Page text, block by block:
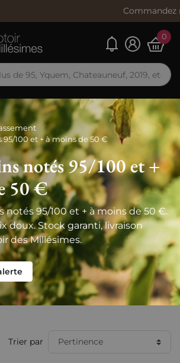
Commandez maintenant,
Mes alertes
0
95/100 et + à moins de 50 €
notés 95/100 et +
50 €
notés 95/100 et + à moins de 50 €.
doux. Stock garanti, livraison
des Millésimes.
Trier par